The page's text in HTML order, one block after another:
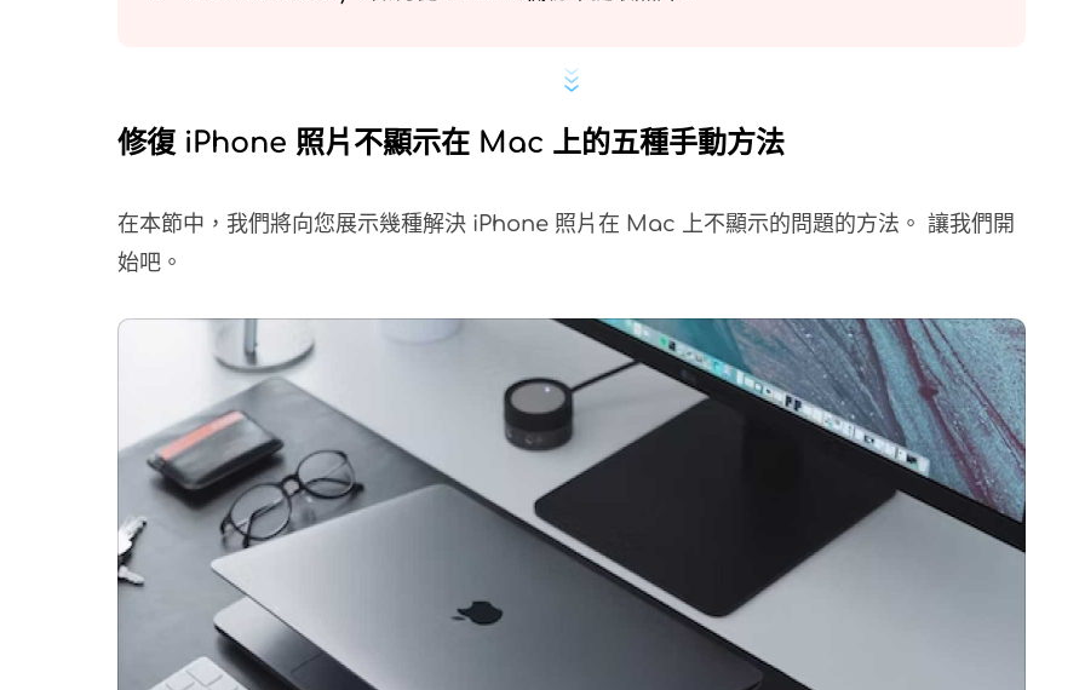
修復 iPhone 照片不顯示在 Mac 上的五種手動方法
在本節中，我們將向您展示幾種解決 iPhone 照片在 Mac 上不顯示的問題的方法。 讓我們開
始吧。